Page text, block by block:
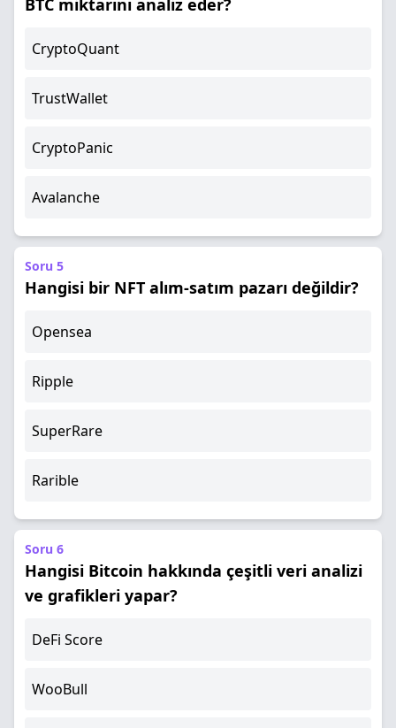
BTC miktarını analiz eder?
CryptoQuant
TrustWallet
CryptoPanic
Avalanche
Soru 5
Hangisi bir NFT alım-satım pazarı değildir?
Opensea
Ripple
SuperRare
Rarible
Soru 6
Hangisi Bitcoin hakkında çeşitli veri analizi
ve grafikleri yapar?
DeFi Score
WooBull